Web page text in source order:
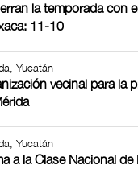
la temporada con
11-10
Yucatán
vecinal para la
Yucatán
a la Clase Nacional de